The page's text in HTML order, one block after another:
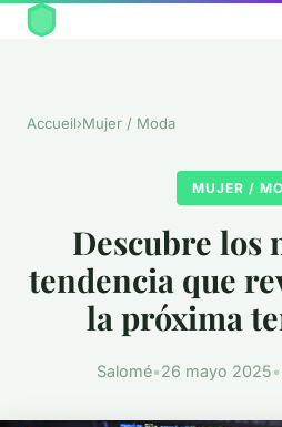
Accueil›Mujer / Moda
MUJER /
Descubre los
tendencia que
la próxima
Salomé•26 mayo 2025•